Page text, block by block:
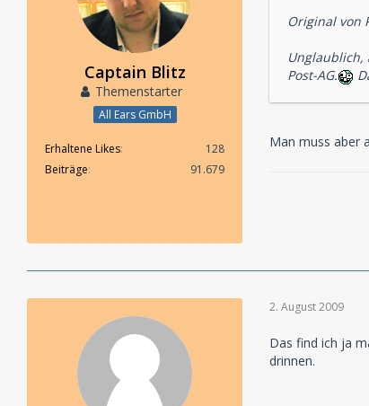
Captain Blitz
Themenstarter
All Ears GmbH
Erhaltene Likes
128
Beiträge
91.679
Original von
Unglaublich,
Post-AG.
Man muss aber
2. August 2009
Das find ich ja
drinnen.